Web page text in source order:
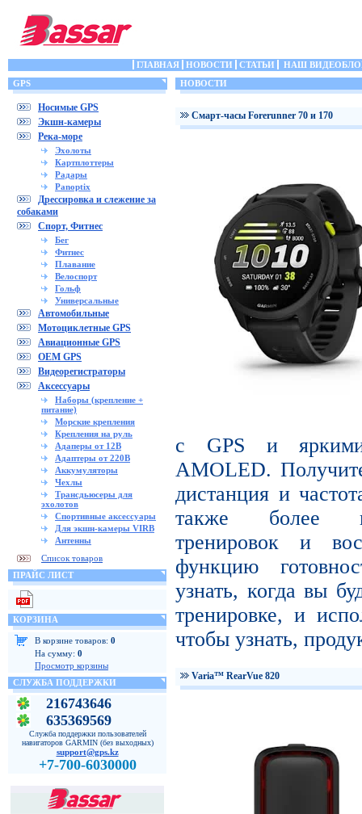
ГЛАВНАЯ НОВОСТИ СТАТЬИ
НАШ
GPS
Носимые GPS
Экшн-камеры
Река-море
Эхолоты
Картплоттеры
Радары
Panoptix
Дрессировка и слежение за
собаками
Спорт, Фитнес
Бег
Фитнес
Плавание
Велоспорт
Гольф
Универсальные
Автомобильные
Мотоциклетные GPS
Авиационные GPS
OEM GPS
Видеорегистраторы
Аксессуары
Наборы (крепление +
питание)
Морские крепления
Крепления на руль
Адаперы от 12В
Адаптеры от 220В
Аккумуляторы
Чехлы
Трансдьюсеры для
эхолотов
Спортивные аксессуары
Для экшн-камеры VIRB
Антенны
Список товаров
ПРАЙС ЛИСТ
КОРЗИНА
В корзине товаров: 0
На сумму: 0
Просмотр корзины
СЛУЖБА ПОДДЕРЖКИ
216743646
635369569
Служба поддержки пользователей
навигаторов GARMIN (без выходных)
support@gps.kz
+7-700-6030000
НОВОСТИ
Cмарт-часы Forerunner 70 и 170
с GPS и яркими
AMOLED.
дистанция и
также более
тренировок и
функцию
узнать, когда вы
тренировке, и
чтобы узнать,
Varia™ RearVue 820